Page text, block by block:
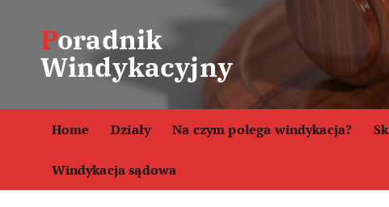
Poradnik
Windykacyjny
Home Działy Na czym polega windykacja?
Windykacja sądowa